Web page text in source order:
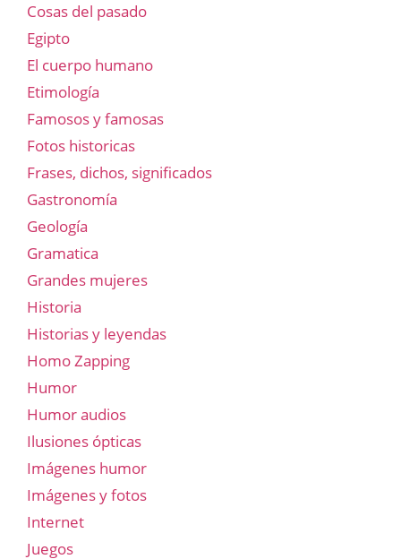
Cosas del pasado
Egipto
El cuerpo humano
Etimología
Famosos y famosas
Fotos historicas
Frases, dichos, significados
Gastronomía
Geología
Gramatica
Grandes mujeres
Historia
Historias y leyendas
Homo Zapping
Humor
Humor audios
Ilusiones ópticas
Imágenes humor
Imágenes y fotos
Internet
Juegos